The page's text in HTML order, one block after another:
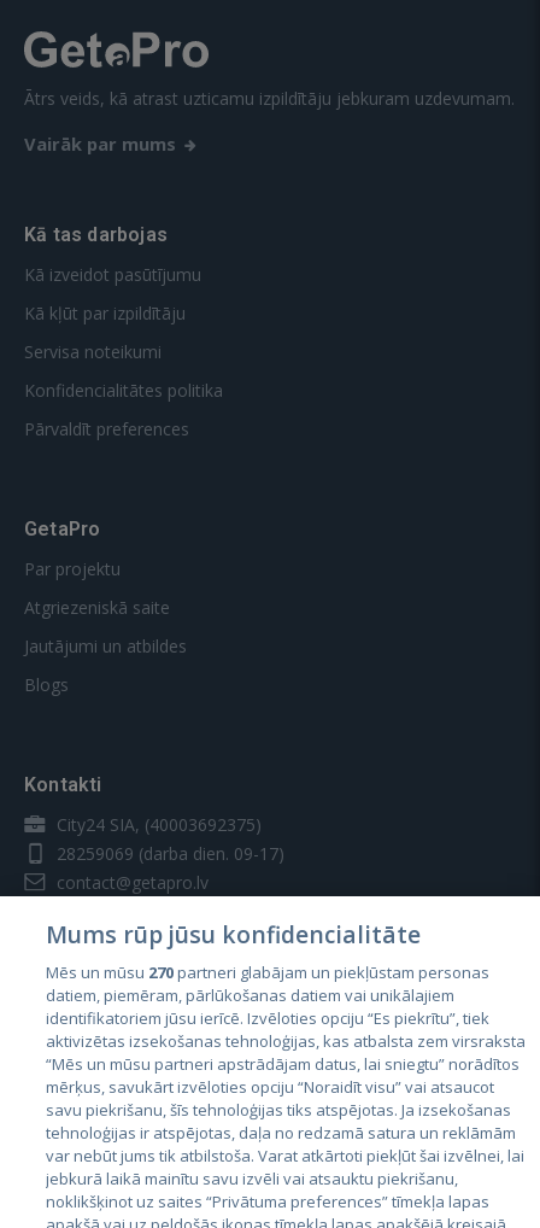
Ātrs veids, kā atrast uzticamu izpildītāju jebkuram uzdevumam.
Vairāk par mums
Kā tas darbojas
Kā izveidot pasūtījumu
Kā kļūt par izpildītāju
Servisa noteikumi
Konfidencialitātes politika
Pārvaldīt preferences
GetaPro
Par projektu
Atgriezeniskā saite
Jautājumi un atbildes
Blogs
Kontakti
City24 SIA, (40003692375)
28259069 (darba dien. 09-17)
contact@getapro.lv
Valstis
Igaunija
Latvija
Lietuva
Mums rūp jūsu konfidencialitāte
Mēs un mūsu 270partneri glabājam un piekļūstam personas
datiem, piemēram, pārlūkošanas datiem vai unikālajiem
identifikatoriem jūsu ierīcē. Izvēloties opciju “Es piekrītu”, tiek
aktivizētas izsekošanas tehnoloģijas, kas atbalsta zem virsraksta
“Mēs un mūsu partneri apstrādājam datus, lai sniegtu” norādītos
mērķus, savukārt izvēloties opciju “Noraidīt visu” vai atsaucot
savu piekrišanu, šīs tehnoloģijas tiks atspējotas. Ja izsekošanas
tehnoloģijas ir atspējotas, daļa no redzamā satura un reklāmām
var nebūt jums tik atbilstoša. Varat atkārtoti piekļūt šai izvēlnei, lai
jebkurā laikā mainītu savu izvēli vai atsauktu piekrišanu,
noklikšķinot uz saites “Privātuma preferences” tīmekļa lapas